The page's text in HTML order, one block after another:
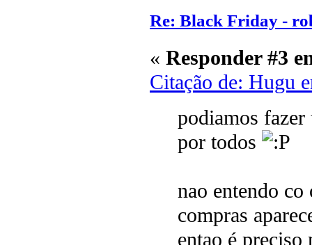
Re: Black Friday -
« Responder #3
Citação de: Hugu
podiamos
por todos
nao entendo
compras
entao é preciso